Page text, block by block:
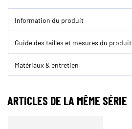
Information du produit
Guide des tailles et mesures du produit
Matériaux & entretien
ARTICLES DE LA MÊME SÉRIE